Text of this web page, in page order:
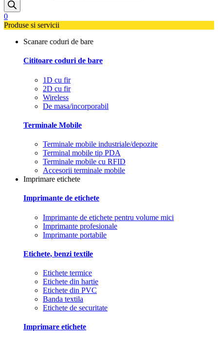
0
Produse si servicii
Scanare coduri de bare
Cititoare coduri de bare
1D cu fir
2D cu fir
Wireless
De masa/incorporabil
Terminale Mobile
Terminale mobile industriale/depozite
Terminal mobile tip PDA
Terminale mobile cu RFID
Accesorii terminale mobile
Imprimare etichete
Imprimante de etichete
Imprimante de etichete pentru volume mici
Imprimante profesionale
Imprimante portabile
Etichete, benzi textile
Etichete termice
Etichete din hartie
Etichete din PVC
Banda textila
Etichete de securitate
Imprimare etichete